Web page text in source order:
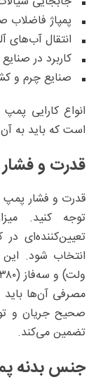
پمپاژ فاضلاب
انتقال آب‌های
کاربرد در
صنایع چرم و
انواع کارایی
است که باید به
قدرت و
قدرت و فشار
توجه کنید.
تعیین‌کننده‌ای در
مصرفی آن‌ها باید
صحیح جریان و
تضمین می‌کند.
جنس بدنه